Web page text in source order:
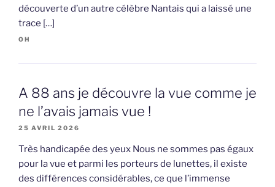
découverte d’un autre célèbre Nantais qui a laissé une
trace […]
OH
A 88 ans je découvre la vue comme je
ne l’avais jamais vue !
25 AVRIL 2026
Très handicapée des yeux Nous ne sommes pas égaux
pour la vue et parmi les porteurs de lunettes, il existe
des différences considérables, ce que l’immense